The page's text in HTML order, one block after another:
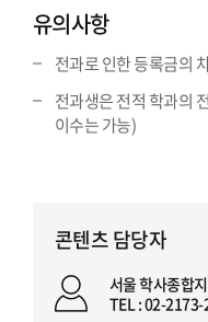
유의사항
전과로 인한 등록금의
전과생은 전적 학과의
이수는 가능)
콘텐츠 담당자
서울 학사종합
TEL : 02-